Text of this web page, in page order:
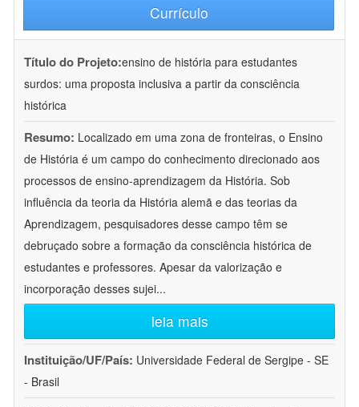
Currículo
Título do Projeto:ensino de história para estudantes
surdos: uma proposta inclusiva a partir da consciência
histórica
Resumo: Localizado em uma zona de fronteiras, o Ensino
de História é um campo do conhecimento direcionado aos
processos de ensino-aprendizagem da História. Sob
influência da teoria da História alemã e das teorias da
Aprendizagem, pesquisadores desse campo têm se
debruçado sobre a formação da consciência histórica de
estudantes e professores. Apesar da valorização e
incorporação desses sujei...
leia mais
Instituição/UF/País: Universidade Federal de Sergipe - SE
- Brasil